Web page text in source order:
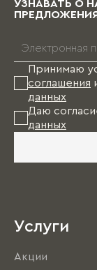
УЗНАВАТЬ О
Принимаю
соглашения
данных
Даю
данных
Услуги
Акции